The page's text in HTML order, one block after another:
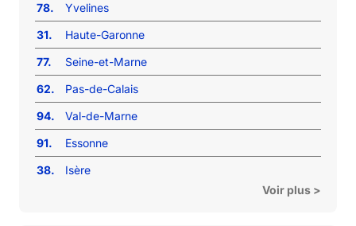
78.
Yvelines
31.
Haute-Garonne
77.
Seine-et-Marne
62.
Pas-de-Calais
94.
Val-de-Marne
91.
Essonne
38.
Isère
Voir plus >